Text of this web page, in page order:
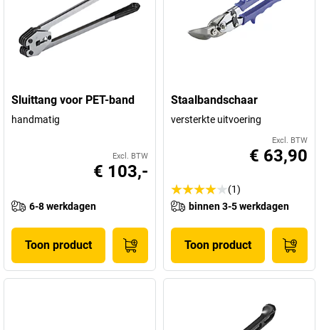
Sluittang voor PET-band
handmatig
Excl. BTW
€ 103,-
6-8 werkdagen
Toon product
Staalbandschaar
versterkte uitvoering
Excl. BTW
€ 63,90
(1)
binnen 3-5 werkdagen
Toon product